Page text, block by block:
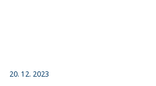
20. 12. 2023